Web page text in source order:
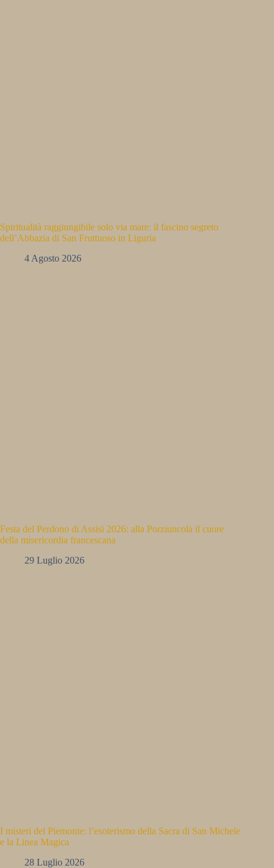
Spiritualità raggiungibile solo via mare: il fascino segreto
dell’Abbazia di San Fruttuoso in Liguria
4 Agosto 2026
Festa del Perdono di Assisi 2026: alla Porziuncola il cuore
della misericordia francescana
29 Luglio 2026
I misteri del Piemonte: l’esoterismo della Sacra di San Michele
e la Linea Magica
28 Luglio 2026